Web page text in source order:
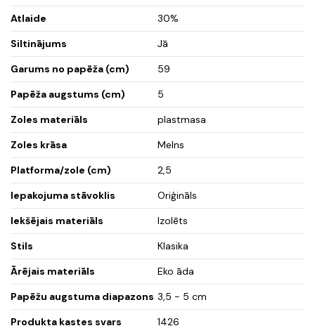
Atlaide
30%
Siltinājums
Jā
Garums no papēža (cm)
59
Papēža augstums (cm)
5
Zoles materiāls
plastmasa
Zoles krāsa
Melns
Platforma/zole (cm)
2,5
Iepakojuma stāvoklis
Oriģināls
Iekšējais materiāls
Izolēts
Stils
Klasika
Ārējais materiāls
Eko āda
Papēžu augstuma diapazons 3,5 - 5 cm
Produkta kastes svars
1426